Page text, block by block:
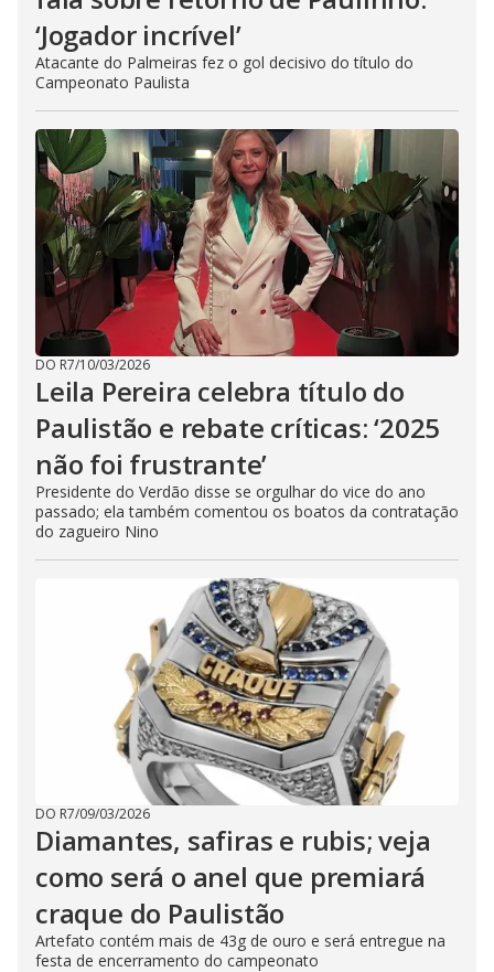
‘Jogador incrível’
Atacante do Palmeiras fez o gol decisivo do título do
Campeonato Paulista
DO R7/10/03/2026
Leila Pereira celebra título do
Paulistão e rebate críticas: ‘2025
não foi frustrante’
Presidente do Verdão disse se orgulhar do vice do ano
passado; ela também comentou os boatos da contratação
do zagueiro Nino
DO R7/09/03/2026
Diamantes, safiras e rubis; veja
como será o anel que premiará
craque do Paulistão
Artefato contém mais de 43g de ouro e será entregue na
festa de encerramento do campeonato